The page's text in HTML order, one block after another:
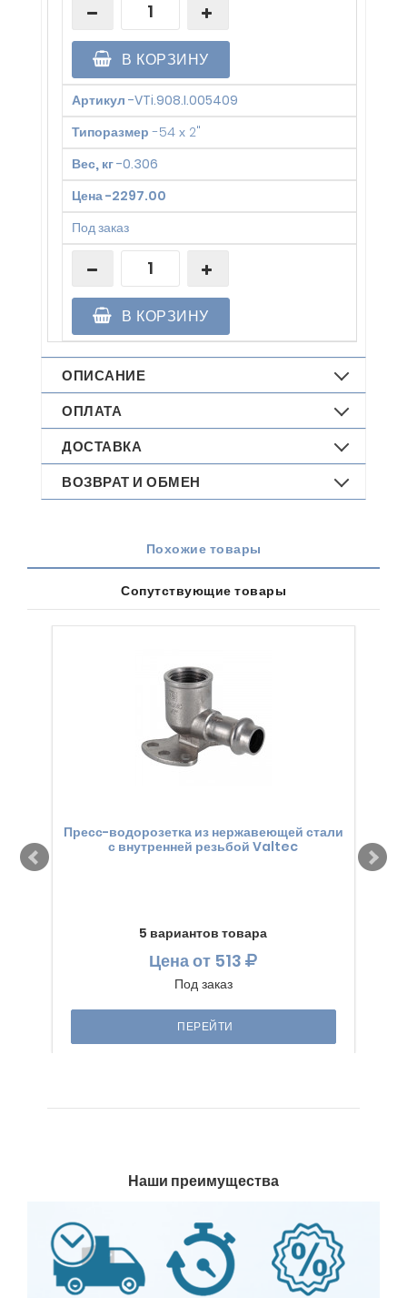
В КОРЗИНУ
Артикул -VTi.908.I.005409
Типоразмер -54 х 2"
Вес, кг-0.306
Цена-2297.00
Под заказ
В КОРЗИНУ
ОПИСАНИЕ
ОПЛАТА
ДОСТАВКА
ВОЗВРАТ И ОБМЕН
Похожие товары
Пресс-водорозетка из нержавеющей стали
с внутренней резьбой Valtec
5 вариантов товара
Ценаот 513
Под заказ
ПЕРЕЙТИ
Сопутствующие товары
Наши преимущества